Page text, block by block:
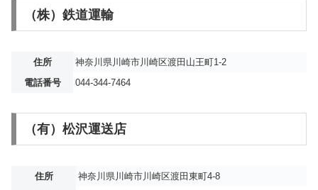
（株）鉄道運輸
住所
神奈川県川崎市川崎区渡田山王町1-2
電話番号
044-344-7464
（有）松沢運送店
住所
神奈川県川崎市川崎区渡田東町4-8